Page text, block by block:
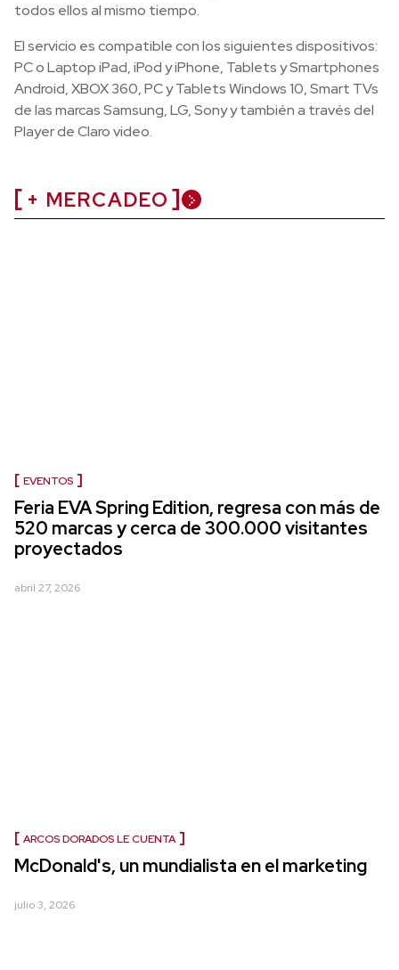
todos ellos al mismo tiempo.
El servicio es compatible con los siguientes dispositivos:
PC o Laptop iPad, iPod y iPhone, Tablets y Smartphones
Android, XBOX 360, PC y Tablets Windows 10, Smart TVs
de las marcas Samsung, LG, Sony y también a través del
Player de Claro video.
+ MERCADEO
EVENTOS
Feria EVA Spring Edition, regresa con más de
520 marcas y cerca de 300.000 visitantes
proyectados
abril 27, 2026
ARCOS DORADOS LE CUENTA
McDonald's, un mundialista en el marketing
julio 3, 2026